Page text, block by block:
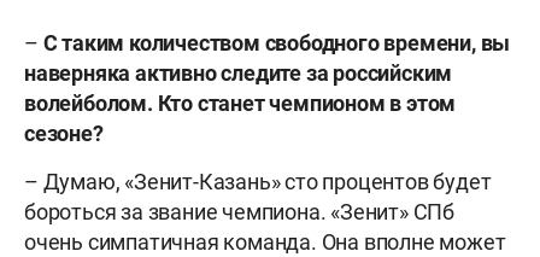
– С таким количеством свободного времени, вы
наверняка активно следите за российским
волейболом. Кто станет чемпионом в этом
сезоне?
– Думаю, «Зенит-Казань» сто процентов будет
бороться за звание чемпиона. «Зенит» СПб
очень симпатичная команда. Она вполне может